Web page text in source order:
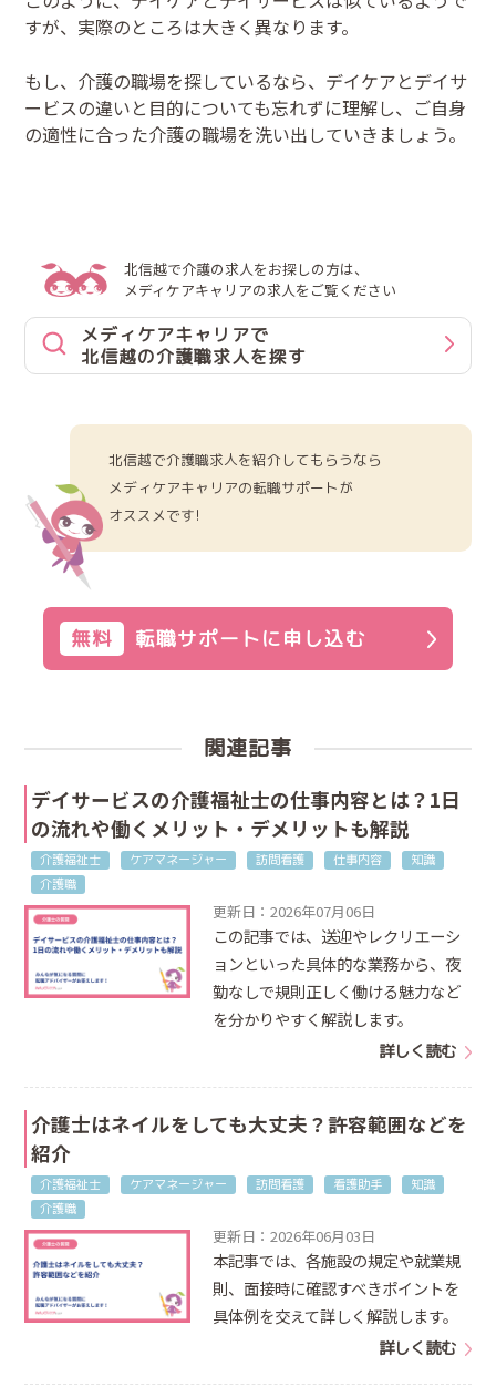
すが、実際のところは大きく異なります。
もし、介護の職場を探しているなら、デイケアとデイサ
ービスの違いと目的についても忘れずに理解し、ご自身
の適性に合った介護の職場を洗い出していきましょう。
北信越で介護の求人をお探しの方は、
メディケアキャリアの求人をご覧ください
メディケアキャリアで
北信越の介護職求人を探す
北信越で介護職求人を紹介してもらうなら
メディケアキャリアの転職サポートが
オススメです!
無料 転職サポートに申し込む
関連記事
デイサービスの介護福祉士の仕事内容とは？1日
の流れや働くメリット・デメリットも解説
介護福祉士 ケアマネージャー 訪問看護 仕事内容
知識
介護職
更新日：2026年07月06日
この記事では、送迎やレクリエーシ
ョンといった具体的な業務から、夜
勤なしで規則正しく働ける魅力など
を分かりやすく解説します。
詳しく読む
介護士はネイルをしても大丈夫？許容範囲などを
紹介
介護福祉士 ケアマネージャー 訪問看護 看護助手
知識
介護職
更新日：2026年06月03日
本記事では、各施設の規定や就業規
則、面接時に確認すべきポイントを
具体例を交えて詳しく解説します。
詳しく読む